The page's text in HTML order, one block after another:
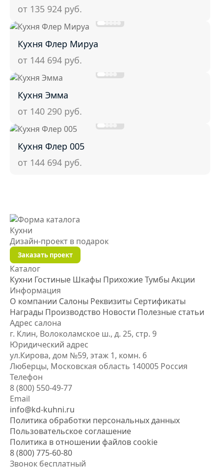
от 135 924 руб.
Кухня Флер Мируа
от 144 694 руб.
Кухня Эмма
от 140 290 руб.
Кухня Флер 005
от 144 694 руб.
Кухни
Дизайн-проект в подарок
Заказать проект
Каталог
Кухни Гостиные Шкафы ПрихожиеТумбы Акции
Информация
О компании Салоны Реквизиты Сертификаты
Награды Производство Новости Полезные статьи
Адрес салона
г. Клин, Волоколамское ш., д. 25, стр. 9
Юридический адрес
ул.Кирова, дом №59, этаж 1, комн. 6
Люберцы, Московская область 140005 Россия
Телефон
8 (800) 550-49-77
Email
info@kd-kuhni.ru
Политика обработки персональных данных
Пользовательское соглашение
Политика в отношении файлов cookie
8 (800) 775-60-80
Звонок бесплатный